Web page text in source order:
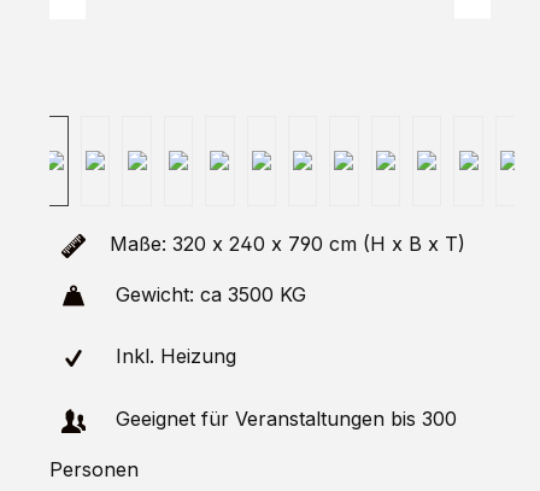
Maße: 320 x 240 x 790 cm (H x B x T)
Gewicht: ca 3500 KG
Inkl. Heizung
Geeignet für Veranstaltungen bis 300
Personen